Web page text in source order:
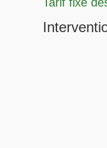
Tarif fixe